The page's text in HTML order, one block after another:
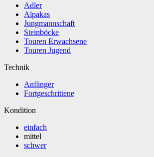
Adler
Alpakas
Jungmannschaft
Steinböcke
Touren Erwachsene
Touren Jugend
Technik
Anfänger
Fortgeschrittene
Kondition
einfach
mittel
schwer